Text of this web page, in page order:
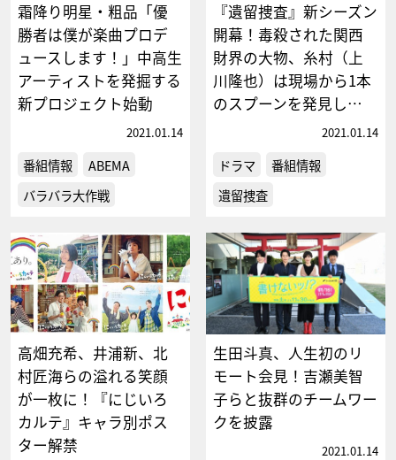
霜降り明星・粗品「優
勝者は僕が楽曲プロデ
ュースします！」中高生
アーティストを発掘する
新プロジェクト始動
2021.01.14
番組情報
ABEMA
バラバラ大作戦
『遺留捜査』新シーズン
開幕！毒殺された関西
財界の大物、糸村（上
川隆也）は現場から1本
のスプーンを発見し…
2021.01.14
ドラマ
番組情報
遺留捜査
高畑充希、井浦新、北
村匠海らの溢れる笑顔
が一枚に！『にじいろ
カルテ』キャラ別ポス
ター解禁
生田斗真、人生初のリ
モート会見！吉瀬美智
子らと抜群のチームワー
クを披露
2021.01.14